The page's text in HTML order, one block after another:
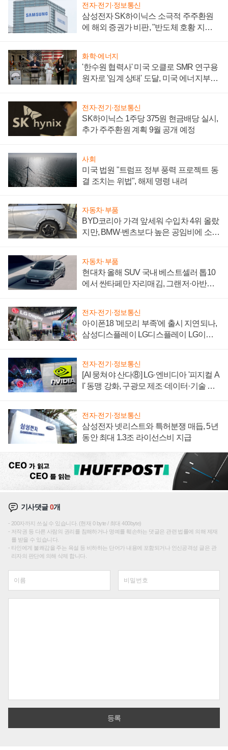
전자·전기·정보통신
삼성전자 SK하이닉스 소극적 주주환원
에 해외 증권가 비판, "반도체 호황 지속
화학·에너지
'한수원 협력사' 미국 오클로 SMR 연구용
원자로 '임계 상태' 도달, 미국 에너지부
전자·전기·정보통신
SK하이닉스 1주당 375원 현금배당 실시,
추가 주주환원 계획 9월 공개 예정
사회
미국 법원 "트럼프 정부 풍력 프로젝트 동
결 조치는 위법", 해제 명령 내려
자동차·부품
BYD코리아 가격 앞세워 수입차 4위 올랐
지만, BMW·벤츠보다 높은 공임비에 소비
자동차·부품
현대차 올해 SUV 국내 베스트셀러 톱10
에서 싼타페만 자리매김, 그랜저·아반떼
전자·전기·정보통신
아이폰18 '메모리 부족'에 출시 지연되나,
삼성디스플레이 LG디스플레이 LG이노
전자·전기·정보통신
[AI 뭉쳐야 산다⑧] LG·엔비디아 '피지컬 A
I' 동맹 강화, 구광모 제조·데이터·기술 결
전자·전기·정보통신
삼성전자 넷리스트와 특허분쟁 매듭, 5년
동안 최대 1.3조 라이선스비 지급
기사댓글0개
200자까지 쓰실 수 있습니다. (현재 0 byte / 최대 400byte)
저작권 등 다른 사람의 권리를 침해하거나 명예를 훼손하는 댓글은 관련 법률에 의해 제재
를 받을 수 있습니다.
타인에게 불쾌감을 주는 욕설 등 비하하는 단어가 내용에 포함되거나 인신공격성 글은 관
리자의 판단에 의해 삭제 합니다.